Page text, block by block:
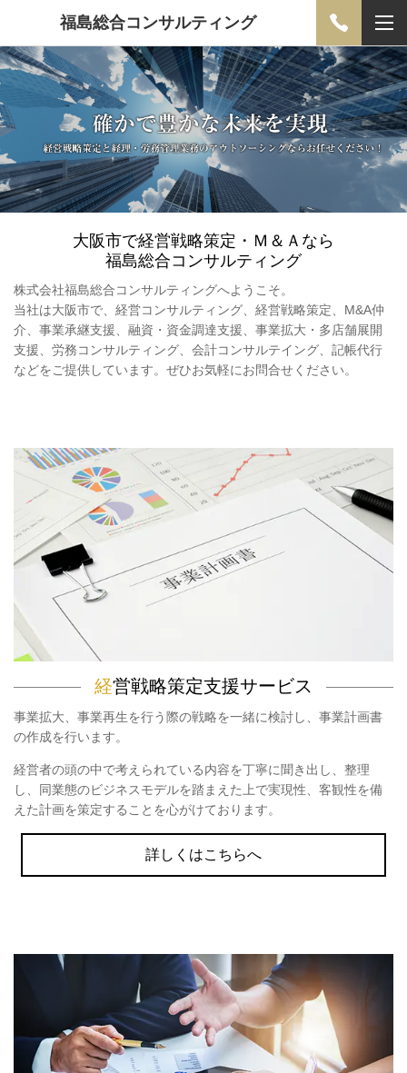
福島総合コンサルティング
大阪市で経営戦略策定・Ｍ＆Ａなら
福島総合コンサルティング
株式会社福島総合コンサルティングへようこそ。
当社は大阪市で、経営コンサルティング、経営戦略策定、M&A仲
介、事業承継支援、融資・資金調達支援、事業拡大・多店舗展開
支援、労務コンサルティング、会計コンサルテイング、記帳代行
などをご提供しています。ぜひお気軽にお問合せください。
経営戦略策定支援サービス
事業拡大、事業再生を行う際の戦略を一緒に検討し、事業計画書
の作成を行います。
経営者の頭の中で考えられている内容を丁寧に聞き出し、整理
し、同業態のビジネスモデルを踏まえた上で実現性、客観性を備
えた計画を策定することを心がけております。
詳しくはこちらへ